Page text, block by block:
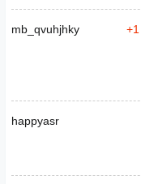
mb_qvuhjhky +1
happyasr